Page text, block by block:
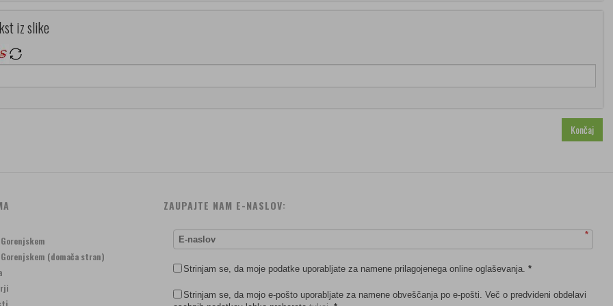
iz slike
Gorenjskem
Gorenjskem (domača stran)
ZAUPAJTE NAM E-NASLOV:
*
Strinjam se, da moje podatke uporabljate za namene prilagojenega online oglaševanja. *
Strinjam se, da mojo e-pošto uporabljate za namene obveščanja po e-pošti. Več o predvideni obdelavi